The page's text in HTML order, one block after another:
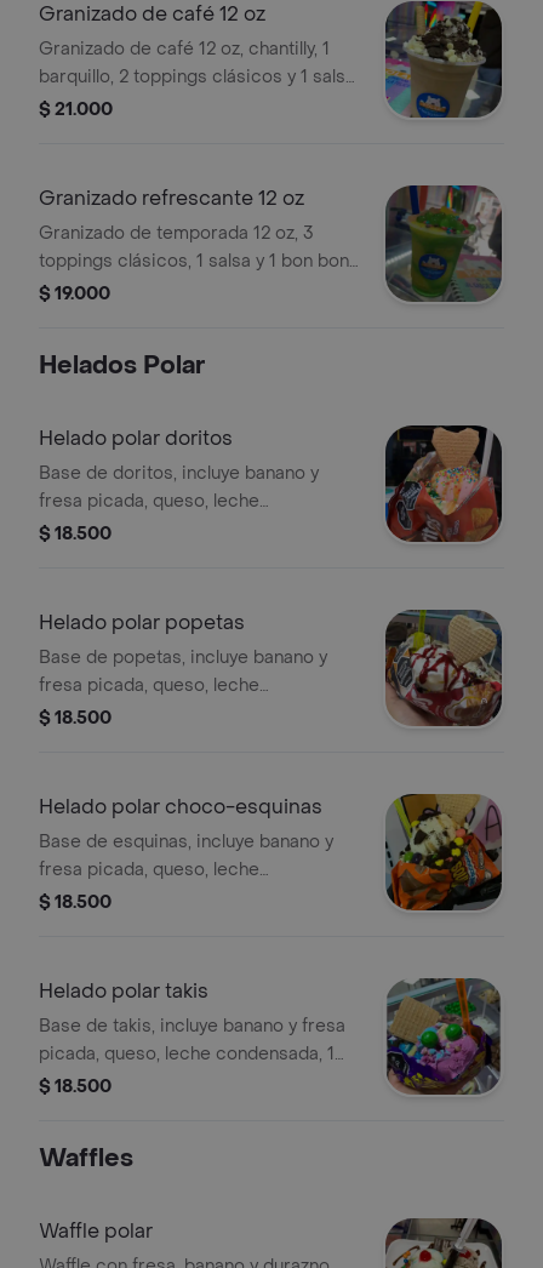
Granizado de café 12 oz
Granizado de café 12 oz, chantilly, 1
barquillo, 2 toppings clásicos y 1 salsa
a elegir.
$ 21.000
Granizado refrescante 12 oz
Granizado de temporada 12 oz, 3
toppings clásicos, 1 salsa y 1 bon bon
bum.
$ 19.000
Helados Polar
Helado polar doritos
Base de doritos, incluye banano y
fresa picada, queso, leche
condensada, 1 bola helado, 1 salsa y 2
$ 18.500
Helado polar popetas
Base de popetas, incluye banano y
fresa picada, queso, leche
condensada, 1 bola helado, 1 salsa y 2
$ 18.500
Helado polar choco-esquinas
Base de esquinas, incluye banano y
fresa picada, queso, leche
condensada, 1 bola helado, 1 salsa y 2
$ 18.500
Helado polar takis
Base de takis, incluye banano y fresa
picada, queso, leche condensada, 1
bola helado, 1 salsa y 2 toppings
$ 18.500
Waffles
Waffle polar